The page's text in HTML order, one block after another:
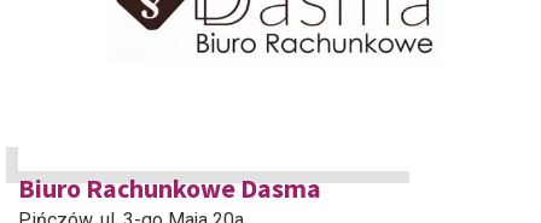
Biuro Rachunkowe Dasma